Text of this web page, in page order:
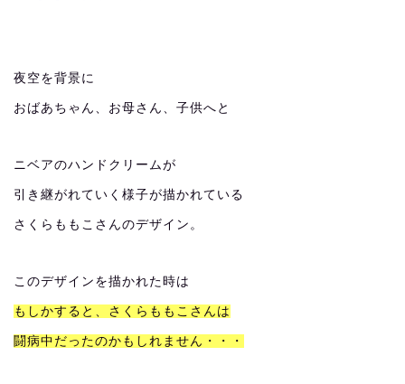
夜空を背景に
おばあちゃん、お母さん、子供へと
ニベアのハンドクリームが
引き継がれていく様子が描かれている
さくらももこさんのデザイン。
このデザインを描かれた時は
もしかすると、さくらももこさんは
闘病中だったのかもしれません・・・